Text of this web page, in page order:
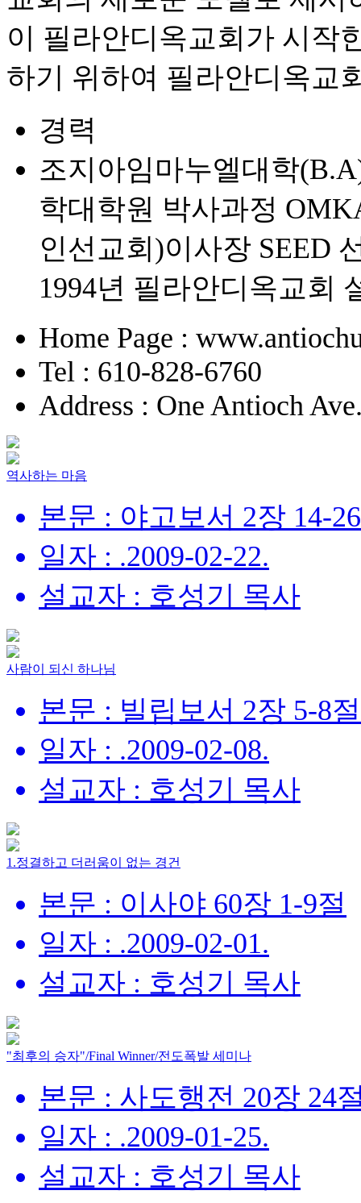
이 필라안디옥교회가 시작
하기 위하여 필라안디옥교
경력
조지아임마누엘대학
학대학원 박사과정
인선교회)이사장 SEED
1994년 필라안디옥교회
Home Page :
Tel : 610-828-6760
Address : One Antioch
역사하는 마음
본문 : 야고보서 2장 14-
일자 : .2009-02-22.
설교자 : 호성기 목사
사람이 되신 하나님
본문 : 빌립보서 2장 5-8절
일자 : .2009-02-08.
설교자 : 호성기 목사
1.정결하고 더러움이 없는 경건
본문 : 이사야 60장 1-9절
일자 : .2009-02-01.
설교자 : 호성기 목사
"최후의 승자"/Final Winner/전도폭발 세미나
본문 : 사도행전 20장 24
일자 : .2009-01-25.
설교자 : 호성기 목사